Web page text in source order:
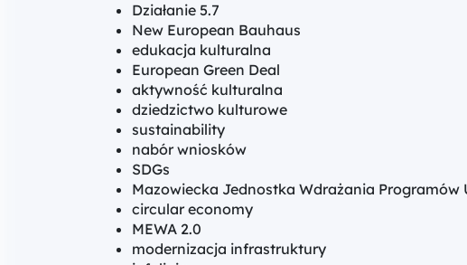
Działanie 5.7
New European Bauhaus
edukacja kulturalna
European Green Deal
aktywność kulturalna
dziedzictwo kulturowe
sustainability
nabór wniosków
SDGs
Mazowiecka Jednostka Wdrażania Programów
circular economy
MEWA 2.0
modernizacja infrastruktury